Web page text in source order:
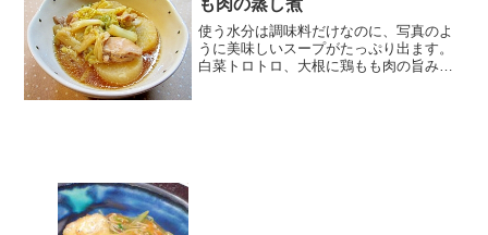
も肉の蒸し煮
使う水分は調味料だけなのに、写真のよ
うに美味しいスープがたっぷり出ます。
白菜トロトロ、大根に鶏もも肉の旨みが